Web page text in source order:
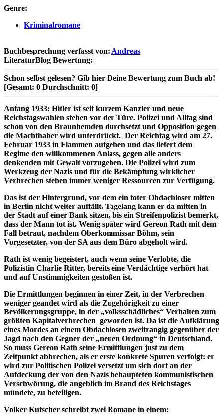
Genre:
Kriminalromane
Buchbesprechung verfasst von: Andreas
LiteraturBlog Bewertung:
Schon selbst gelesen? Gib hier Deine Bewertung zum Buch ab!
[Gesamt: 0 Durchschnitt: 0]
Anfang 1933: Hitler ist seit kurzem Kanzler und neue
Reichstagswahlen stehen vor der Türe. Polizei und Alltag sind
schon von den Braunhemden durchsetzt und Opposition gegen
die Machthaber wird unterdrückt. Der Reichtag wird am 27.
Februar 1933 in Flammen aufgehen und das liefert dem
Regime den willkommenen Anlass, gegen alle anders
denkenden mit Gewalt vorzugehen. Die Polizei wird zum
Werkzeug der Nazis und für die Bekämpfung wirklicher
Verbrechen stehen immer weniger Ressourcen zur Verfügung.
Das ist der Hintergrund, vor dem ein toter Obdachloser mitten
in Berlin nicht weiter auffällt. Tagelang kann er da mitten in
der Stadt auf einer Bank sitzen, bis ein Streifenpolizist bemerkt,
dass der Mann tot ist. Wenig später wird Gereon Rath mit dem
Fall betraut, nachdem Oberkommissar Böhm, sein
Vorgesetzter, von der SA aus dem Büro abgeholt wird.
Rath ist wenig begeistert, auch wenn seine Verlobte, die
Polizistin Charlie Ritter, bereits eine Verdächtige verhört hat
und auf Unstimmigkeiten gestoßen ist.
Die Ermittlungen beginnen in einer Zeit, in der Verbrechen
weniger geandet wird als die Zugehörigkeit zu einer
Bevölkerungsgruppe, in der „volksschädliches“ Verhalten zum
größten Kapitalverbrechen geworden ist. Da ist die Aufklärung
eines Mordes an einem Obdachlosen zweitrangig gegenüber der
Jagd nach den Gegner der „neuen Ordnung“ in Deutschland.
So muss Gereon Rath seine Ermittlungen just zu dem
Zeitpunkt abbrechen, als er erste konkrete Spuren verfolgt: er
wird zur Politischen Polizei versetzt um sich dort an der
Aufdeckung der von den Nazis behaupteten kommunistischen
Verschwörung, die angeblich im Brand des Reichstages
mündete, zu beteiligen.
Volker Kutscher schreibt zwei Romane in einem: